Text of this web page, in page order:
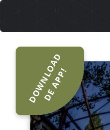
DOWNLOAD
DE APP!